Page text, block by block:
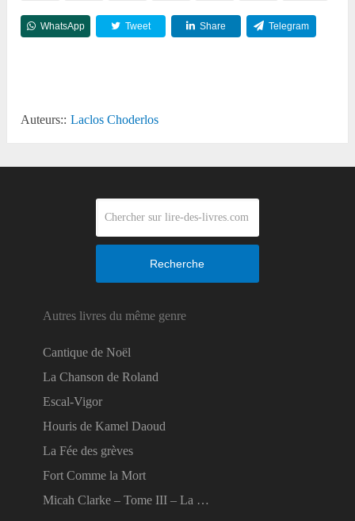
WhatsApp Tweet Share Telegram
Auteurs:: Laclos Choderlos
Recherche
Autres livres du même genre
Cantique de Noël
La Chanson de Roland
Escal-Vigor
Houris de Kamel Daoud
La Fée des grèves
Fort Comme la Mort
Micah Clarke – Tome III – La …